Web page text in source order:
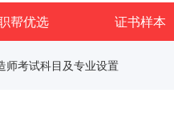
帮优选 证书样本
师考试科目及专业设置